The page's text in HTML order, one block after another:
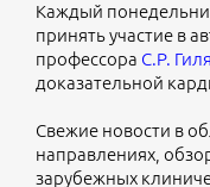
Каждый
принять участие в
профессора С.Р.
доказательной
Свежие новости в
направлениях,
зарубежных